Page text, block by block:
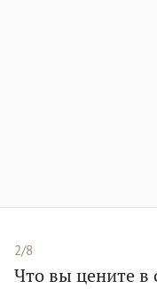
2/8
Что вы цените в